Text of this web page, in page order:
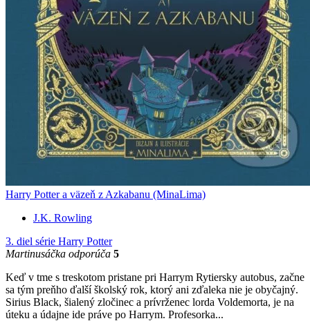
Harry Potter a väzeň z Azkabanu (MinaLima)
J.K. Rowling
3. diel série Harry Potter
Martinusáčka odporúča 5
Keď v tme s treskotom pristane pri Harrym Rytiersky autobus, začne
sa tým preňho ďalší školský rok, ktorý ani zďaleka nie je obyčajný.
Sirius Black, šialený zločinec a prívrženec lorda Voldemorta, je na
úteku a údajne ide práve po Harrym. Profesorka...